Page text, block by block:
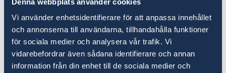
Vi använder enhetsidentifierare för att anpassa innehållet
och annonserna till användarna, tillhandahålla funktioner
för sociala medier och analysera vår trafik. Vi
vidarebefordrar även sådana identifierare och annan
information från din enhet till de sociala medier och